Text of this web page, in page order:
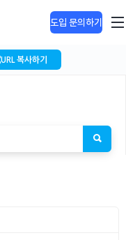
도입 문의하기
URL 복사하기